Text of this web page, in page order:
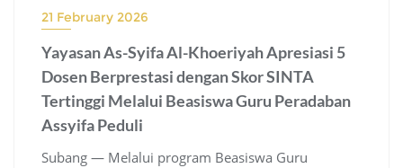
21 February 2026
Yayasan As-Syifa Al-Khoeriyah Apresiasi 5
Dosen Berprestasi dengan Skor SINTA
Tertinggi Melalui Beasiswa Guru Peradaban
Assyifa Peduli
Subang — Melalui program Beasiswa Guru